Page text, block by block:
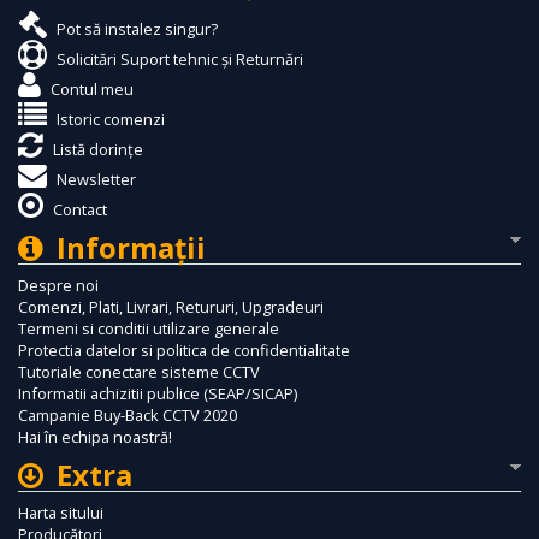
Pot să instalez singur?
Solicitări Suport tehnic și Returnări
Contul meu
Istoric comenzi
Listă dorințe
Newsletter
Contact
Informaţii
Despre noi
Comenzi, Plati, Livrari, Retururi, Upgradeuri
Termeni si conditii utilizare generale
Protectia datelor si politica de confidentialitate
Tutoriale conectare sisteme CCTV
Informatii achizitii publice (SEAP/SICAP)
Campanie Buy-Back CCTV 2020
Hai în echipa noastră!
Extra
Harta sitului
Producători